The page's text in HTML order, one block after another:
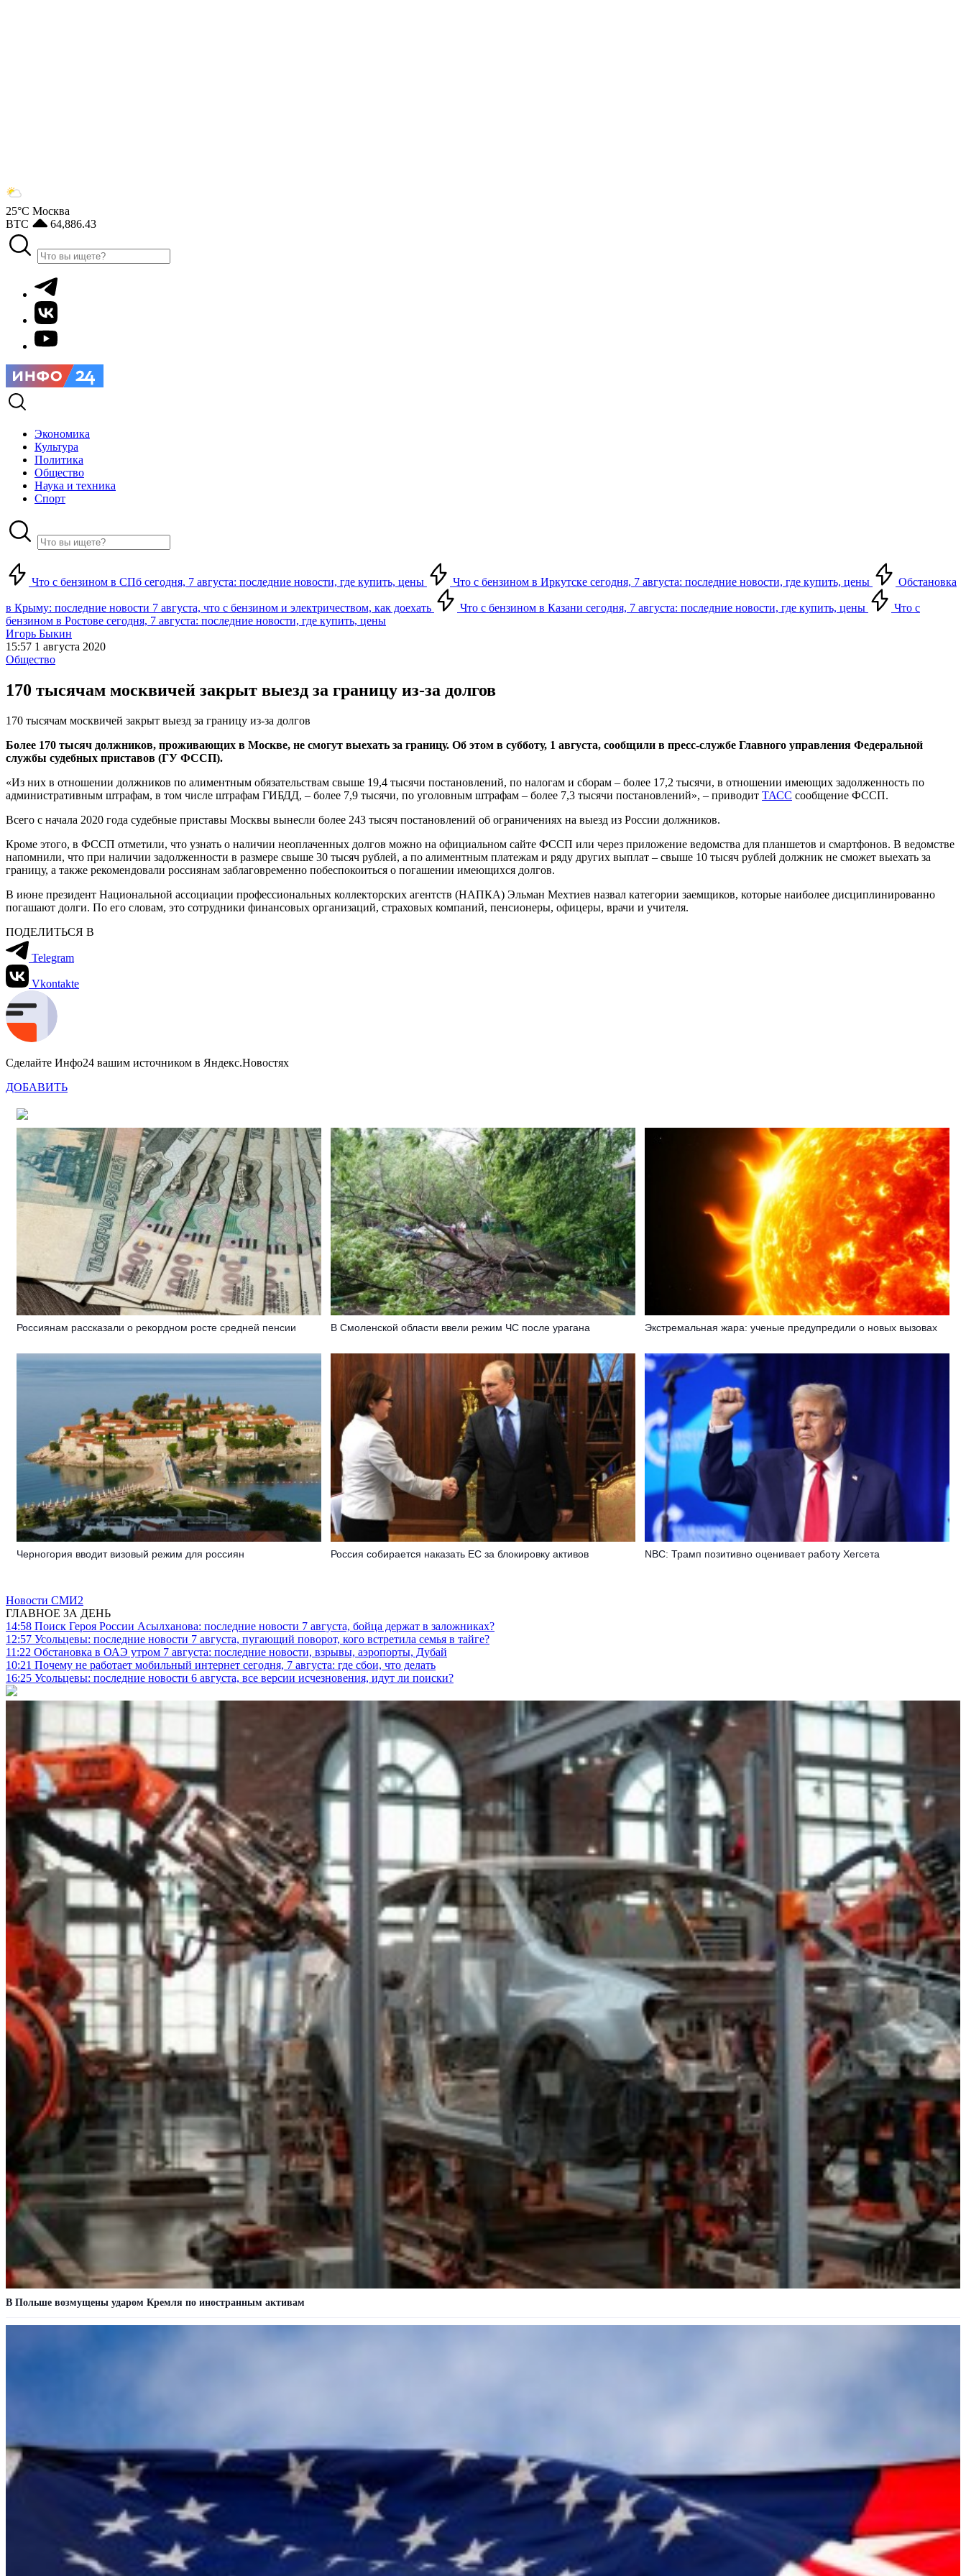
25°С Москва
BTC
64,886.43
Экономика
Культура
Политика
Общество
Наука и техника
Спорт
Что с бензином в СПб сегодня, 7 августа: последние новости, где купить, цены Что с бензином в Иркутске сегодня, 7 августа: последние новости, где купить, цены Обстановка
в Крыму: последние новости 7 августа, что с бензином и электричеством, как доехать Что с бензином в Казани сегодня, 7 августа: последние новости, где купить, цены
Что с
бензином в Ростове сегодня, 7 августа: последние новости, где купить, цены
Игорь Быкин
15:57 1 августа 2020
Общество
170 тысячам москвичей закрыт выезд за границу из-за долгов
170 тысячам москвичей закрыт выезд за границу из-за долгов
Более 170 тысяч должников, проживающих в Москве, не смогут выехать за границу. Об этом в субботу, 1 августа, сообщили в пресс-службе Главного управления Федеральной
службы судебных приставов (ГУ ФССП).
«Из них в отношении должников по алиментным обязательствам свыше 19,4 тысячи постановлений, по налогам и сборам – более 17,2 тысячи, в отношении имеющих задолженность по
административным штрафам, в том числе штрафам ГИБДД, – более 7,9 тысячи, по уголовным штрафам – более 7,3 тысячи постановлений», – приводит ТАСС сообщение ФССП.
Всего с начала 2020 года судебные приставы Москвы вынесли более 243 тысяч постановлений об ограничениях на выезд из России должников.
Кроме этого, в ФССП отметили, что узнать о наличии неоплаченных долгов можно на официальном сайте ФССП или через приложение ведомства для планшетов и смартфонов. В ведомстве
напомнили, что при наличии задолженности в размере свыше 30 тысяч рублей, а по алиментным платежам и ряду других выплат – свыше 10 тысяч рублей должник не сможет выехать за
границу, а также рекомендовали россиянам заблаговременно побеспокоиться о погашении имеющихся долгов.
В июне президент Национальной ассоциации профессиональных коллекторских агентств (НАПКА) Эльман Мехтиев назвал категории заемщиков, которые наиболее дисциплинированно
погашают долги. По его словам, это сотрудники финансовых организаций, страховых компаний, пенсионеры, офицеры, врачи и учителя.
ПОДЕЛИТЬСЯ В
Telegram
Vkontakte
Сделайте Инфо24 вашим источником в Яндекс.Новостях
ДОБАВИТЬ
Россиянам рассказали о рекордном росте средней пенсии В Смоленской области ввели режим ЧС после урагана Экстремальная жара: ученые предупредили о новых вызовах
Черногория вводит визовый режим для россиян Россия собирается наказать EC за блокировку активов NBC: Трамп позитивно оценивает работу Хегсета
Новости СМИ2
ГЛАВНОЕ ЗА ДЕНЬ
14:58 Поиск Героя России Асылханова: последние новости 7 августа, бойца держат в заложниках?
12:57 Усольцевы: последние новости 7 августа, пугающий поворот, кого встретила семья в тайге?
11:22 Обстановка в ОАЭ утром 7 августа: последние новости, взрывы, аэропорты, Дубай
10:21 Почему не работает мобильный интернет сегодня, 7 августа: где сбои, что делать
16:25 Усольцевы: последние новости 6 августа, все версии исчезновения, идут ли поиски?
В Польше возмущены ударом Кремля по иностранным активам